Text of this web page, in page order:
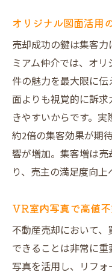
実績豊富な
笑顔の取引を実
だんらん住
由
プレミアム
体験
売却後も満
制
対応
売主様イン
度
だんらん住
オリジナル図面活用
売却成功の鍵は集客
ミアム仲介では、オ
件の魅力を最大限に
面よりも視覚的に訴
きやすいからです。
約2倍の集客効果が期
響が増加。集客増は
り、売主の満足度向上
VR室内写真で高値
不動産売却において
できることは非常に
写真を活用し、リフ